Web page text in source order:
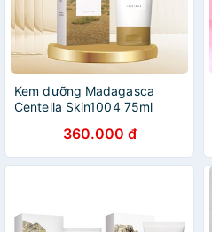
Kem dưỡng Madagasca
Centella Skin1004 75ml
360.000 đ